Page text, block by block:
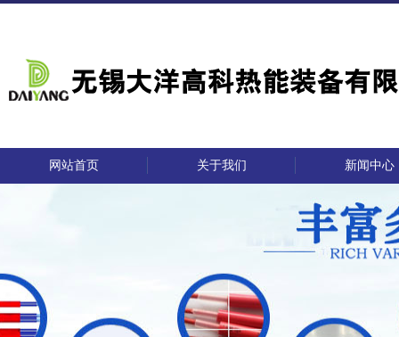
网站首页 关于我们 新闻中心